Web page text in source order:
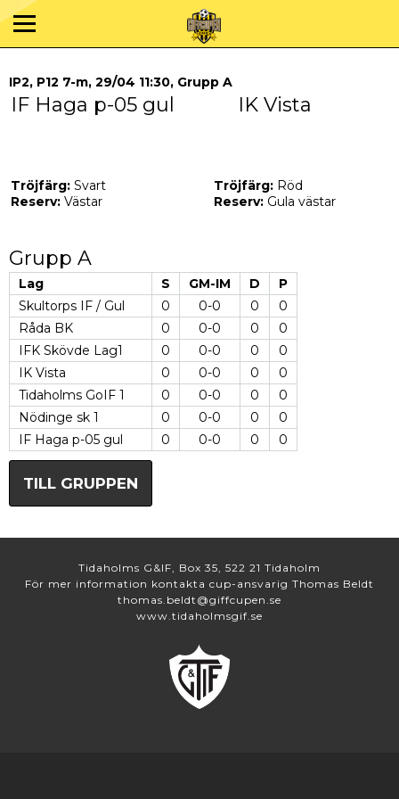
IP2, P12 7-m, 29/04 11:30, Grupp A
IF Haga p-05 gul IK Vista
Tröjfärg: Svart
Reserv: Västar
Tröjfärg: Röd
Reserv: Gula västar
Grupp A
Lag S GM-IM D
P
Skultorps IF / Gul
0 0-0 0
0
Råda BK
0 0-0 0
0
IFK Skövde Lag1
0 0-0 0
0
IK Vista
0 0-0 0
0
Tidaholms GoIF 1
0 0-0 0
0
Nödinge sk 1
0 0-0 0
0
IF Haga p-05 gul
0 0-0 0 0
TILL GRUPPEN
Tidaholms G&IF, Box 35, 522 21 Tidaholm
För mer information kontakta cup-ansvarig Thomas Beldt
thomas.beldt@giffcupen.se
www.tidaholmsgif.se